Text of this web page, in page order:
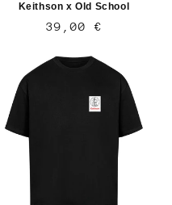
Keithson x Old School
Normaler
39,00 €